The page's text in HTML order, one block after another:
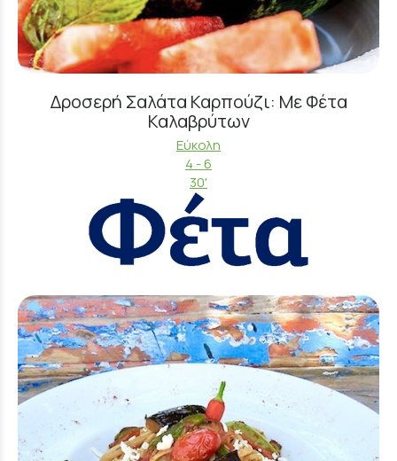
Δροσερή Σαλάτα Καρπούζι: Με Φέτα
Καλαβρύτων
Εύκολη
4 - 6
30'